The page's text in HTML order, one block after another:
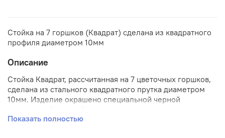
Стойка на 7 горшков (Квадрат) сделана из квадратного
профиля диаметром 10мм
Описание
Стойка Квадрат, рассчитанная на 7 цветочных горшков,
сделана из стального квадратного прутка диаметром
10мм. Изделие окрашено специальной черной
его долговечным и очень легким для мытья. Цвет –
Показать полностью